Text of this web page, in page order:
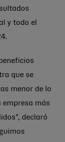
y todo el
que se
menor de lo
empresa más
declaró